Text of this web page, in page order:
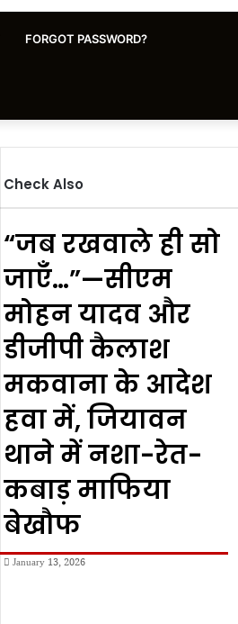
FORGOT PASSWORD?
Check Also
“जब रखवाले ही सो
जाएँ…”—सीएम
मोहन यादव और
डीजीपी कैलाश
मकवाना के आदेश
हवा में, जियावन
थाने में नशा-रेत-
कबाड़ माफिया
बेखौफ
January 13, 2026